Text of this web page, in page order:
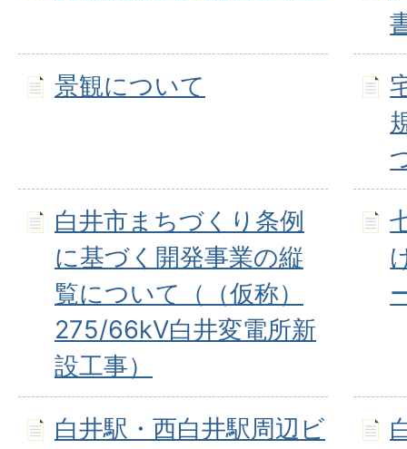
景観について
白井市まちづくり条例
に基づく開発事業の縦
覧について（（仮称）
275/66kV白井変電所新
設工事）
白井駅・西白井駅周辺ビ